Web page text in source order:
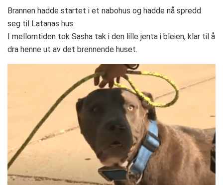
Brannen hadde startet i et nabohus og hadde nå spredd
seg til Latanas hus.
I mellomtiden tok Sasha tak i den lille jenta i bleien, klar til å
dra henne ut av det brennende huset.